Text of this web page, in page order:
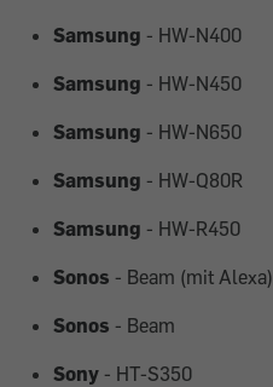
Samsung - HW-N400
Samsung - HW-N450
Samsung - HW-N650
Samsung - HW-Q80R
Samsung - HW-R450
Sonos - Beam (mit Alexa)
Sonos - Beam
Sony - HT-S350